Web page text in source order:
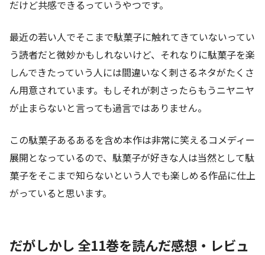
だけど共感できるっていうやつです。
最近の若い人でそこまで駄菓子に触れてきていないってい
う読者だと微妙かもしれないけど、それなりに駄菓子を楽
しんできたっていう人には間違いなく刺さるネタがたくさ
ん用意されています。もしそれが刺さったらもうニヤニヤ
が止まらないと言っても過言ではありません。
この駄菓子あるあるを含め本作は非常に笑えるコメディー
展開となっているので、駄菓子が好きな人は当然として駄
菓子をそこまで知らないという人でも楽しめる作品に仕上
がっていると思います。
だがしかし 全11巻を読んだ感想・レビュ